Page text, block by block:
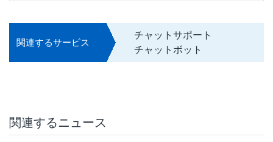
関連するサービス
チャットサポート
チャットボット
関連するニュース